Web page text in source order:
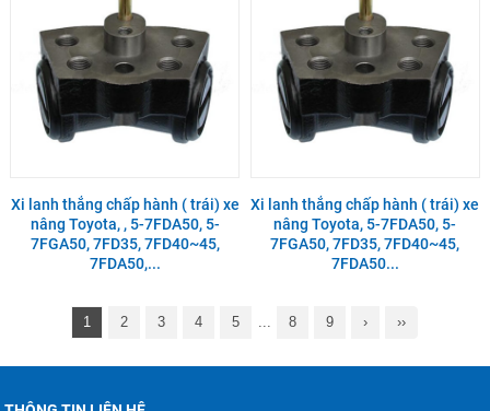
Xi lanh thắng chấp hành ( trái) xe
nâng Toyota, , 5-7FDA50, 5-
7FGA50, 7FD35, 7FD40~45,
7FDA50,...
Xi lanh thắng chấp hành ( trái) xe
nâng Toyota, 5-7FDA50, 5-
7FGA50, 7FD35, 7FD40~45,
7FDA50...
1 2 3 4 5 8 9 › ››